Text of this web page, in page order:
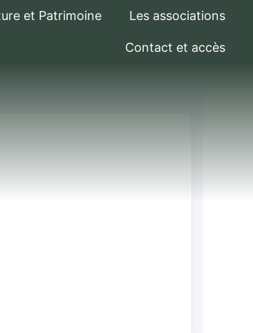
et Patrimoine Les associations
Contact et accès